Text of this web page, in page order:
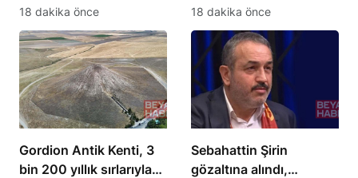
18 dakika önce
boğulma tehlikesi
geçirdi
18 dakika önce
Gordion Antik Kenti, 3
bin 200 yıllık sırlarıyla
Sebahattin Şirin
gözaltına alındı,